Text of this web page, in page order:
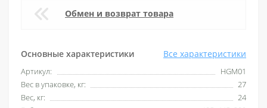
Основные характеристики Все характеристики
Артикул:
HGM01
Вес в упаковке, кг:
27
Вес, кг:
24
Обмен и возврат товара